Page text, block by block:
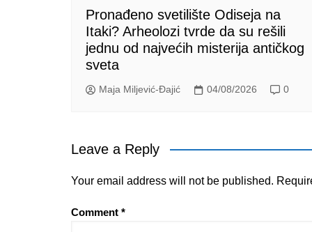
Pronađeno svetilište Odiseja na
Itaki? Arheolozi tvrde da su rešili
jednu od najvećih misterija antičkog
sveta
Maja Miljević-Đajić 04/08/2026 0
Leave a Reply
Your email address will not be published.
Comment *